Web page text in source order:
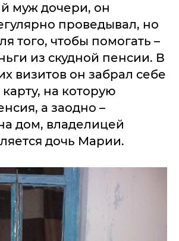
муж дочери, он
проведывал, но
того, чтобы помогать –
из скудной пенсии. В
визитов он забрал себе
на которую
а заодно –
дом, владелицей
дочь Марии.